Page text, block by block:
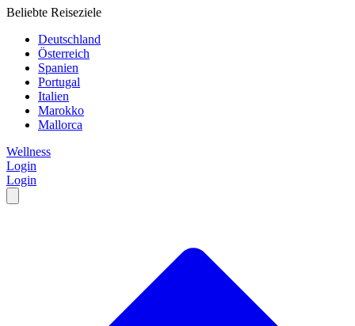
Beliebte Reiseziele
Deutschland
Österreich
Spanien
Portugal
Italien
Marokko
Mallorca
Wellness
Login
Login